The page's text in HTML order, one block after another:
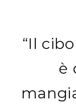
“Il
è